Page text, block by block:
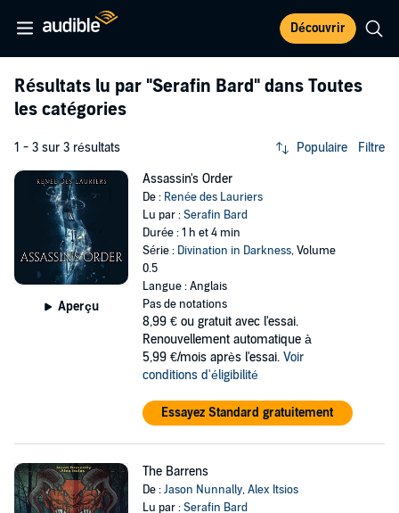
Découvrir
Résultats lu par "Serafin Bard" dans Toutes
les catégories
1 - 3 sur 3 résultats Populaire Filtre
Aperçu
Assassin's Order
De : Renée des Lauriers
Lu par :Serafin Bard
Durée : 1 h et 4 min
Série : Divination in Darkness, Volume
0.5
Langue : Anglais
Pas de notations
8,99 € ou gratuit avec l'essai.
Renouvellement automatique à
5,99 €/mois après l'essai. Voir
conditions d'éligibilité
Essayez Standard gratuitement
The Barrens
De :Jason Nunnally,Alex Itsios
Lu par :Serafin Bard